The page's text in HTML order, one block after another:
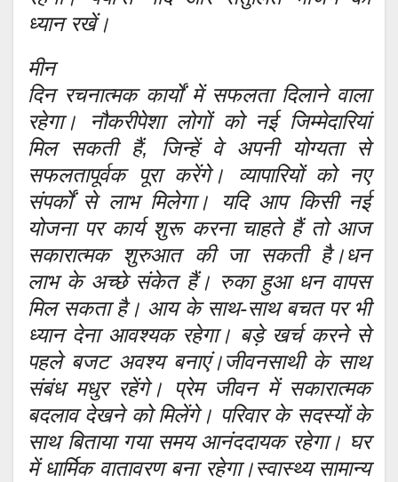
ध्यान रखें।
मीन
दिन रचनात्मक कार्यों में सफलता दिलाने वाला
रहेगा। नौकरीपेशा लोगों को नई जिम्मेदारियां
मिल सकती हैं, जिन्हें वे अपनी योग्यता से
सफलतापूर्वक पूरा करेंगे। व्यापारियों को नए
संपर्कों से लाभ मिलेगा। यदि आप किसी नई
योजना पर कार्य शुरू करना चाहते हैं तो आज
सकारात्मक शुरुआत की जा सकती है।धन
लाभ के अच्छे संकेत हैं। रुका हुआ धन वापस
मिल सकता है। आय के साथ-साथ बचत पर भी
ध्यान देना आवश्यक रहेगा। बड़े खर्च करने से
पहले बजट अवश्य बनाएं।जीवनसाथी के साथ
संबंध मधुर रहेंगे। प्रेम जीवन में सकारात्मक
बदलाव देखने को मिलेंगे। परिवार के सदस्यों के
साथ बिताया गया समय आनंददायक रहेगा। घर
में धार्मिक वातावरण बना रहेगा।स्वास्थ्य सामान्य